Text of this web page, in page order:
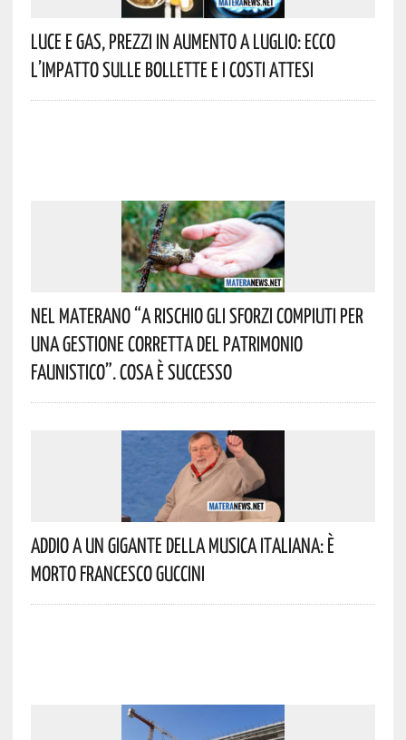
Luce E Gas, Prezzi In Aumento A Luglio: Ecco
L’impatto Sulle Bollette E I Costi Attesi
Nel Materano “a Rischio Gli Sforzi Compiuti Per
Una Gestione Corretta Del Patrimonio
Faunistico”. Cosa È Successo
Addio A Un Gigante Della Musica Italiana: È
Morto Francesco Guccini